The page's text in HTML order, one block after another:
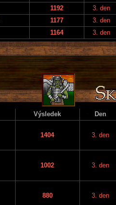
1192
3. den
1177
3. den
1164 3. den
Výsledek Den
1404 3. den
1002 3. den
880 3. den